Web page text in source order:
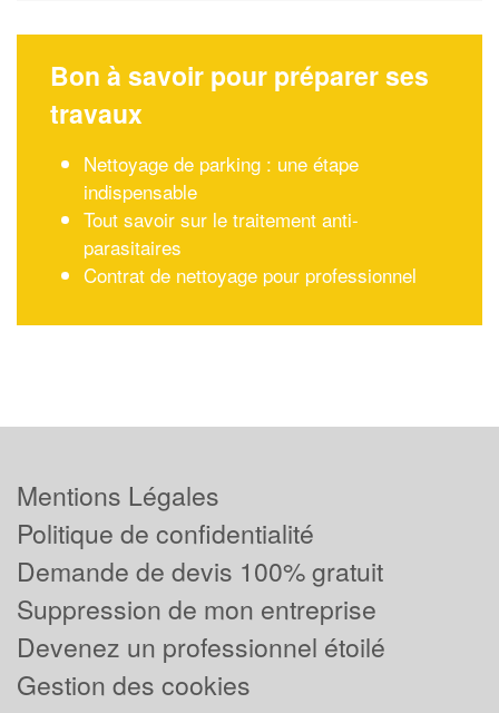
Bon à savoir pour préparer ses
travaux
Nettoyage de parking : une étape
indispensable
Tout savoir sur le traitement anti-
parasitaires
Contrat de nettoyage pour professionnel
Mentions Légales
Politique de confidentialité
Demande de devis 100% gratuit
Suppression de mon entreprise
Devenez un professionnel étoilé
Gestion des cookies